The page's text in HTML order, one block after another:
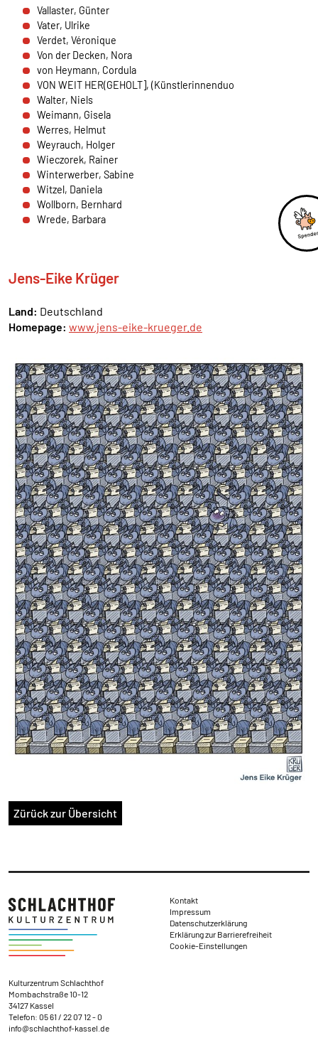
Vallaster, Günter
Vater, Ulrike
Verdet, Véronique
Von der Decken, Nora
von Heymann, Cordula
VON WEIT HER(GEHOLT], (Künstlerinnenduo
Walter, Niels
Weimann, Gisela
Werres, Helmut
Weyrauch, Holger
Wieczorek, Rainer
Winterwerber, Sabine
Witzel, Daniela
Wollborn, Bernhard
Wrede, Barbara
Jens-Eike Krüger
Land: Deutschland
Homepage: www.jens-eike-krueger.de
Zürück zur Übersicht
Kontakt und Anschrift
Kulturzentrum Schlachthof
Mombachstraße 10-12
34127 Kassel
Telefon: 05 61 / 22 07 12 - 0
info@schlachthof-kassel.de
Rechtliches
Kontakt
Impressum
Datenschutzerklärung
Erklärung zur Barrierefreiheit
Cookie-Einstellungen
externen Medien Cookies gesetzt.
Google Maps und Google Fonts
Name:
_ga, _gid, _gat_*, test_cookie
Anbieter:
Google Ireland Limited Gordon House, Barrow
Street Dublin 4 Irland
Zweck:
Anzeige von Google Maps Karten
Cookie Laufzeit: